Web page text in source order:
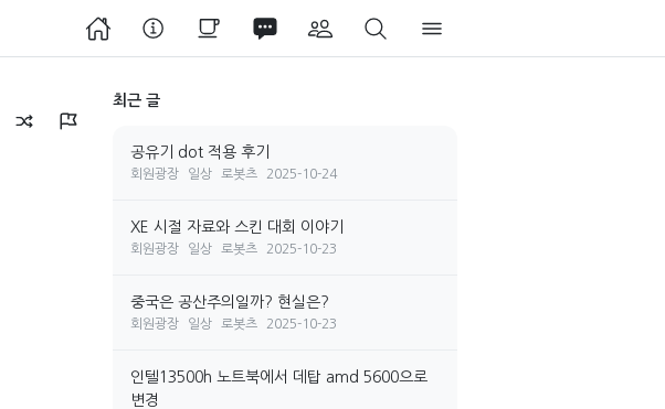
최근 글
공유기 dot 적용 후기
회원광장 일상 로봇츠 2025-10-24
XE 시절 자료와 스킨 대회 이야기
회원광장 일상 로봇츠 2025-10-23
중국은 공산주의일까? 현실은?
회원광장 일상 로봇츠 2025-10-23
인텔13500h 노트북에서 데탑 amd 5600으로
변경